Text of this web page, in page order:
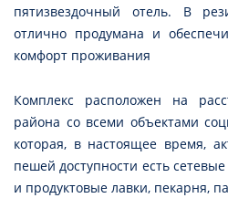
пятизвездочный отель. В
отлично продумана и
комфорт проживания
Комплекс расположен на
района со всеми объектами
которая, в настоящее время,
пешей доступности есть
и продуктовые лавки, пекарня,